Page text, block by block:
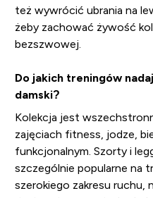
też wywrócić ubrania na
żeby zachować żywość
bezszwowej.
Do jakich treningów
damski?
Kolekcja jest
zajęciach fitness, jodze,
funkcjonalnym. Szorty i
szczególnie popularne na
szerokiego zakresu ruchu,